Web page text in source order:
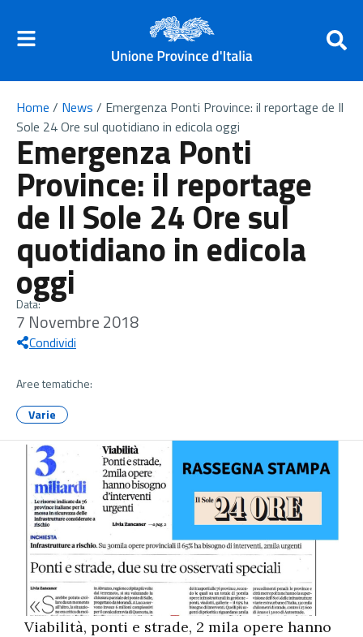
Home / News / Emergenza Ponti Province: il reportage de Il
Sole 24 Ore sul quotidiano in edicola oggi
Emergenza Ponti
Province: il reportage
de Il Sole 24 Ore sul
quotidiano in edicola
oggi
Data:
7 Novembre 2018
Condividi
Aree tematiche:
Varie
Viabilità, ponti e strade, 2 mila opere hanno